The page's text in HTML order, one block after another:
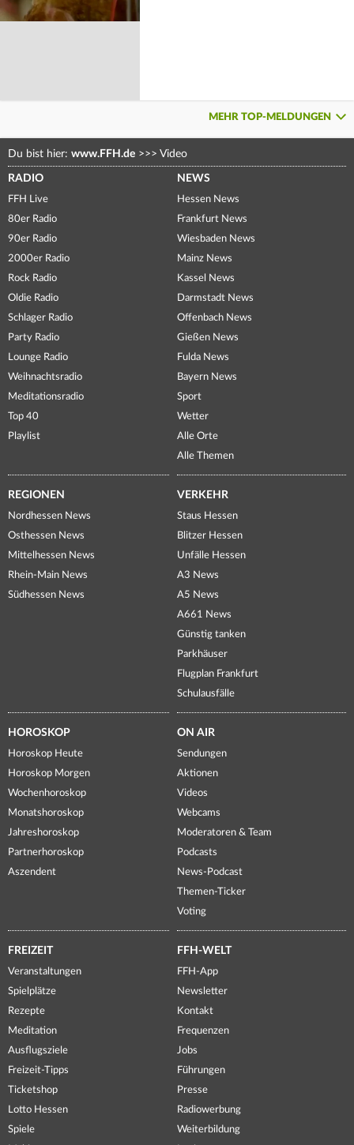
MEHR TOP-MELDUNGEN
Du bist hier: www.FFH.de >>> Video
RADIO
FFH Live
80er Radio
90er Radio
2000er Radio
Rock Radio
Oldie Radio
Schlager Radio
Party Radio
Lounge Radio
Weihnachtsradio
Meditationsradio
Top 40
Playlist
NEWS
Hessen News
Frankfurt News
Wiesbaden News
Mainz News
Kassel News
Darmstadt News
Offenbach News
Gießen News
Fulda News
Bayern News
Sport
Wetter
Alle Orte
Alle Themen
REGIONEN
Nordhessen News
Osthessen News
Mittelhessen News
Rhein-Main News
Südhessen News
VERKEHR
Staus Hessen
Blitzer Hessen
Unfälle Hessen
A3 News
A5 News
A661 News
Günstig tanken
Parkhäuser
Flugplan Frankfurt
Schulausfälle
HOROSKOP
Horoskop Heute
Horoskop Morgen
Wochenhoroskop
Monatshoroskop
Jahreshoroskop
Partnerhoroskop
Aszendent
ON AIR
Sendungen
Aktionen
Videos
Webcams
Moderatoren & Team
Podcasts
News-Podcast
Themen-Ticker
Voting
FREIZEIT
Veranstaltungen
Spielplätze
Rezepte
Meditation
Ausflugsziele
Freizeit-Tipps
Ticketshop
Lotto Hessen
Spiele
FFH-WELT
FFH-App
Newsletter
Kontakt
Frequenzen
Jobs
Führungen
Presse
Radiowerbung
Weiterbildung